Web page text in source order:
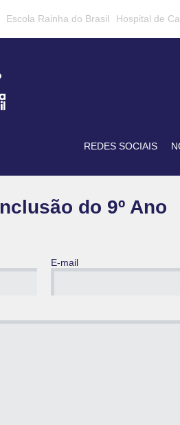
Escola Rainha do Brasil Hospital de
REDES SOCIAIS
do 9º Ano
E-mail